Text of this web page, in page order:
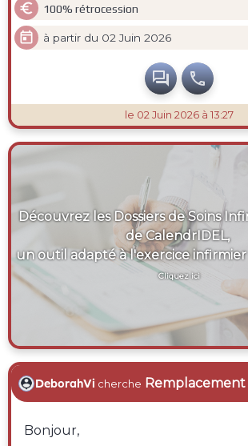
 100% rétrocession
 à partir du 02 Juin 2026
 
le 02 Juin 2026 à 13:27
Découvrez les Dossiers de Soins
de CalendrIDEL,
un outil adapté à l'exercice
Cliquez ici
DeborahVi cherche Remplacement
Bonjour,